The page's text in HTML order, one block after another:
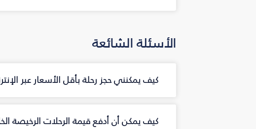
الأسئلة الشائعة
كيف يمكنني حجز رحلة بأقل الأسعار عبر
كيف يمكن أن أدفع قيمة الرحلات الرخيصة